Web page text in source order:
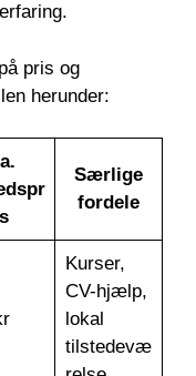
pris og
herunder:
Særlige
fordele
Kurser,
CV-hjælp,
lokal
tilstedevæ